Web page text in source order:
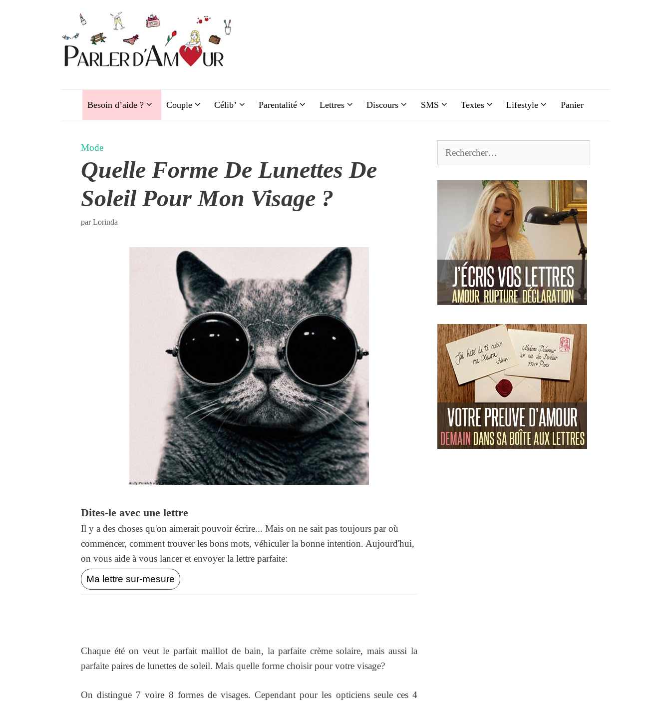
Besoin d’aide ? Couple Célib’ Parentalité Lettres Discours SMS Textes Lifestyle Panier
Mode
Quelle Forme De Lunettes De
Soleil Pour Mon Visage ?
parLorinda
Dites-le avec une lettre
Il y a des choses qu'on aimerait pouvoir écrire... Mais on ne sait pas toujours par où
commencer, comment trouver les bons mots, véhiculer la bonne intention. Aujourd'hui,
on vous aide à vous lancer et envoyer la lettre parfaite:
Ma lettre sur-mesure
Chaque été on veut le parfait maillot de bain, la parfaite crème solaire, mais aussi la
parfaite paires de lunettes de soleil. Mais quelle forme choisir pour votre visage?
On distingue 7 voire 8 formes de visages. Cependant pour les opticiens seule ces 4